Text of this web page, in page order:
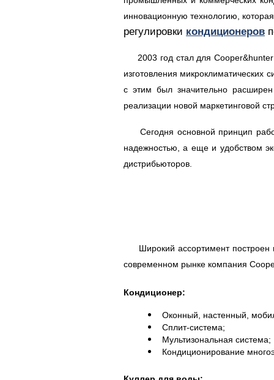
инновационную технологию,
регулировки кондиционеров
2003 год стал для Cooper&hunter
изготовления
с этим был значительно
реализации новой маркетинговой
Сегодня основной принцип
надежностью, а еще и удобством
дистрибьюторов.
Широкий ассортимент построен
современном рынке компания
Кондиционер:
Оконный, настенный,
Сплит-система;
Мультизональная система;
Кондиционирование